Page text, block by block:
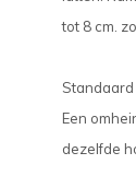
tot 8 cm.
Een
dezelfde